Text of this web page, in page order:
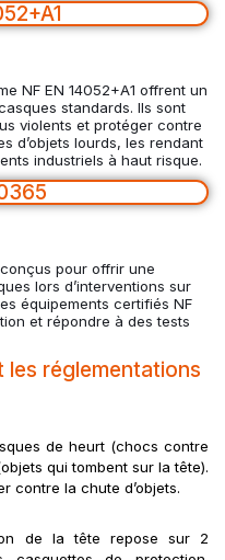
NF EN 14052+A1 offrent un
standards. Ils sont
violents et protéger contre
d’objets lourds, les rendant
industriels à haut risque.
pour offrir une
lors d’interventions sur
équipements certifiés NF
et répondre à des tests
les réglementations
de heurt (chocs contre
qui tombent sur la tête).
contre la chute d’objets.
de la tête repose sur 2